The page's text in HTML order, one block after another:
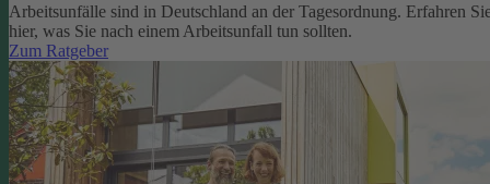
Arbeitsunfälle sind in Deutschland an der Tagesordnung. Erfahren
hier, was Sie nach einem Arbeitsunfall tun sollten.
Zum Ratgeber